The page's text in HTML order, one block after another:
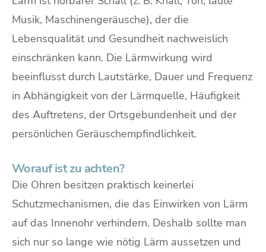
Musik, Maschinengeräusche), der die
Lebensqualität und Gesundheit nachweislich
einschränken kann. Die Lärmwirkung wird
beeinflusst durch Lautstärke, Dauer und Frequenz
in Abhängigkeit von der Lärmquelle, Häufigkeit
des Auftretens, der Ortsgebundenheit und der
persönlichen Geräuschempfindlichkeit.
Worauf ist zu achten?
Die Ohren besitzen praktisch keinerlei
Schutzmechanismen, die das Einwirken von Lärm
auf das Innenohr verhindern. Deshalb sollte man
sich nur so lange wie nötig Lärm aussetzen und